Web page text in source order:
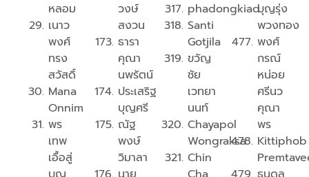
หลอม
เนาว
พงศ์
ทรง
สวัสดิ์
Mana
Onnim
พร
เทพ
เอื้อสู่
วงษ์
สงวน
ธารา
คุณา
นพรัตน์
ประเสริฐ
บุญศรี
ณัฐ
พงษ์
วิมาลา
phadongkiad​
Santi
Gotjila
ขวัญ
ชัย
เวทยา
นนท์
Chayapol
Wongraksa
Chin
บุญรุ่ง
พวงทอง
พงศ์
กรณ์
หน่อย
ศรีนว
คุณา
พร
Kittiphob